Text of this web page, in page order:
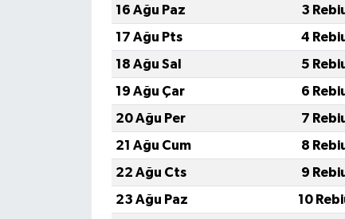
16 Ağu Paz
3
17 Ağu Pts
4
18 Ağu Sal
5
19 Ağu Çar
6
20 Ağu Per
7
21 Ağu Cum
8
22 Ağu Cts
9
23 Ağu Paz
10